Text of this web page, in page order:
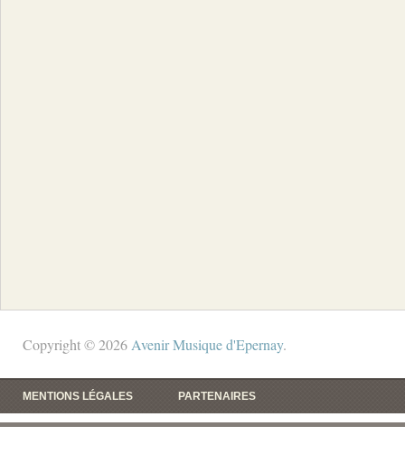
Copyright © 2026 Avenir Musique d'Epernay.
MENTIONS LÉGALES PARTENAIRES